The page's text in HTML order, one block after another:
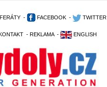
FERÁTY - FACEBOOK - TWITTER
- REKLAMA - ENGLISH